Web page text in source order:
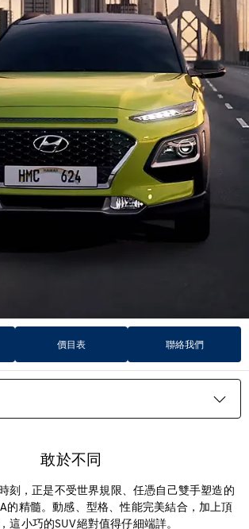
價目表 聯絡我們
敢於不同
刻，正是不受世界規限、任憑自己雙手塑造的
的精髓。動感、型格、性能完美結合，加上頂
這小巧的SUV絕對值得仔細端詳。